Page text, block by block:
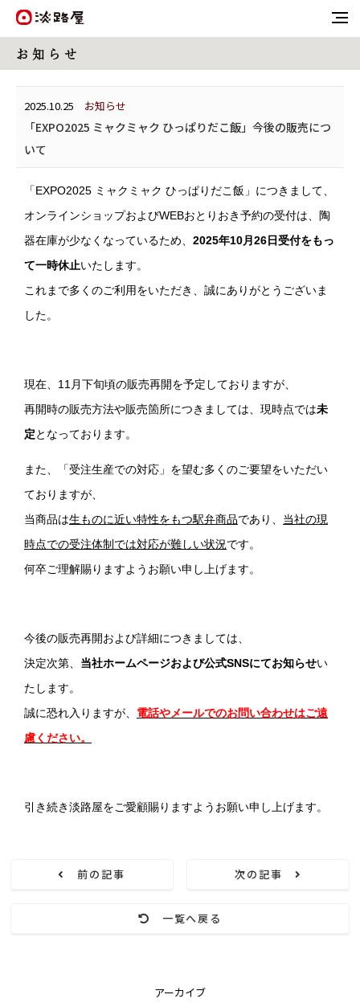
お 知 ら せ
2025.10.25 お知らせ
「EXPO2025 ミャクミャク ひっぱりだこ飯」今後の販売につ
いて
「EXPO2025 ミャクミャク ひっぱりだこ飯」につきまして、
オンラインショップおよびWEBおとりおき予約の受付は、陶
器在庫が少なくなっているため、 2025年10月26日受付をもっ
て一時休止いたします。
これまで多くのご利用をいただき、誠にありがとうございま
した。
現在、11月下旬頃の販売再開を予定しておりますが、
再開時の販売方法や販売箇所につきましては、現時点では未
定となっております。
また、「受注生産での対応」を望む多くのご要望をいただい
ておりますが、
当商品は生ものに近い特性をもつ駅弁商品であり、 当社の現
時点での受注体制では対応が難しい状況です。
何卒ご理解賜りますようお願い申し上げます。
今後の販売再開および詳細につきましては、
決定次第、 当社ホームページおよび公式SNSにてお知らせい
たします。
誠に恐れ入りますが、 電話やメールでのお問い合わせはご遠
慮ください。
引き続き淡路屋をご愛顧賜りますようお願い申し上げます。
前の記事
一覧へ戻る
次の記事
アーカイブ